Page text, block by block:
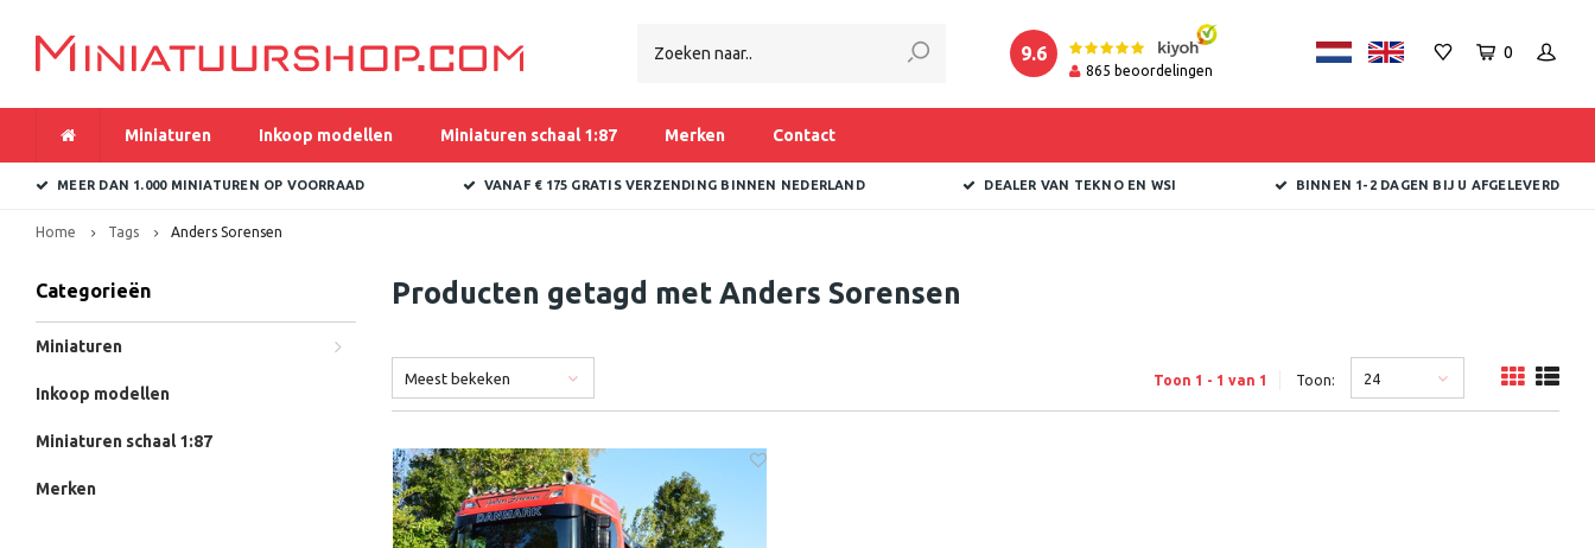
9.6
865 beoordelingen
0
Miniaturen Inkoop modellen Miniaturen schaal 1:87 Merken Contact
MEER DAN 1.000 MINIATUREN OP VOORRAAD VANAF € 175 GRATIS VERZENDING BINNEN NEDERLAND DEALER VAN TEKNO EN WSI BINNEN 1-2 DAGEN BIJ U AFGELEVERD
Home Tags Anders Sorensen
Categorieën
Miniaturen
Inkoop modellen
Miniaturen schaal 1:87
Merken
Producten getagd met Anders Sorensen
Meest bekeken Toon 1 - 1 van 1 Toon: 24